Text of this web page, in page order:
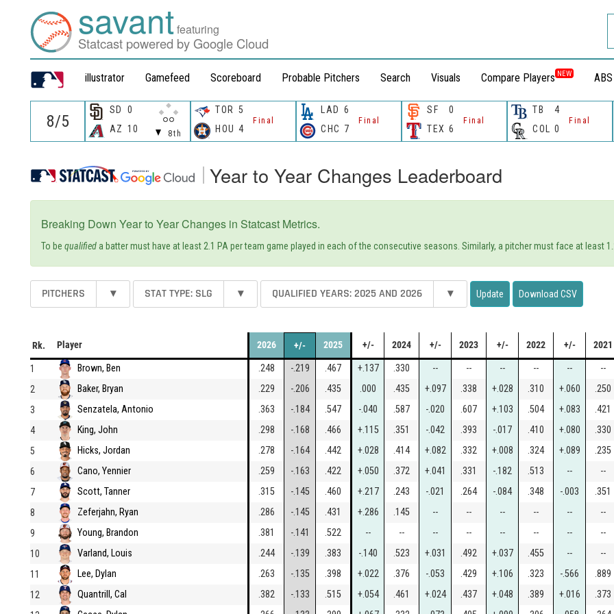
savantfeaturing
Statcast powered by Google Cloud
illustrator Gamefeed Scoreboard Probable Pitchers Search Visuals Compare Players NEW ABS
SD 0
8th
AZ 10
TOR 5
Final
HOU 4
LAD 6
Final
CHC 7
SF 0
Final
TEX 6
TB 4
Final
COL 0
Year to Year Changes Leaderboard
Breaking Down Year to Year Changes in Statcast Metrics.
To be qualified a batter must have at least 2.1 PA per team game played in each of the consecutive seasons. Similarly, a pitcher must face at least
PITCHERS ▾ STAT TYPE: SLG ▾ QUALIFIED YEARS: 2025 AND 2026 ▾ Update Download CSV
Rk. Player 2026 +/- 2025 +/- 2024 +/- 2023 +/- 2022 +/- 2021
1 Brown, Ben .248 -.219 .467 +.137 .330 -- -- -- -- -- --
2 Baker, Bryan .229 -.206 .435 .000 .435 +.097 .338 +.028 .310 +.060 .250
3 Senzatela, Antonio .363 -.184 .547 -.040 .587 -.020 .607 +.103 .504 +.083 .421
4 King, John .298 -.168 .466 +.115 .351 -.042 .393 -.017 .410 +.080 .330
5 Hicks, Jordan .278 -.164 .442 +.028 .414 +.082 .332 +.008 .324 +.089 .235
6 Cano, Yennier .259 -.163 .422 +.050 .372 +.041 .331 -.182 .513 -- --
7 Scott, Tanner .315 -.145 .460 +.217 .243 -.021 .264 -.084 .348 -.003 .351
8 Zeferjahn, Ryan .286 -.145 .431 +.286 .145 -- -- -- -- -- --
9 Young, Brandon .381 -.141 .522 -- -- -- -- -- -- -- --
10 Varland, Louis .244 -.139 .383 -.140 .523 +.031 .492 +.037 .455 -- --
11 Lee, Dylan .263 -.135 .398 +.022 .376 -.053 .429 +.106 .323 -.566 .889
12 Quantrill, Cal .382 -.133 .515 +.054 .461 +.024 .437 +.048 .389 +.016 .373